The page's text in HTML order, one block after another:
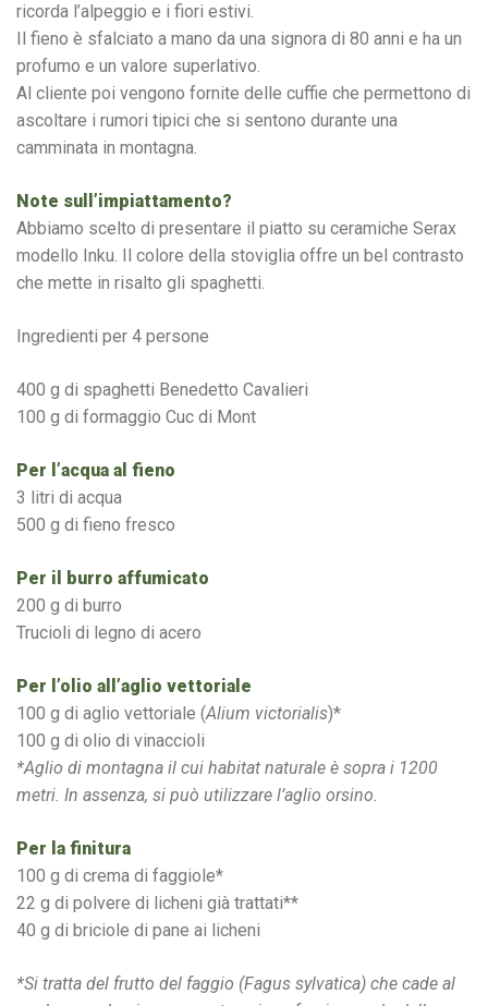
ricorda l’alpeggio e i fiori estivi.
Il fieno è sfalciato a mano da una signora di 80 anni e ha un
profumo e un valore superlativo.
Al cliente poi vengono fornite delle cuffie che permettono di
ascoltare i rumori tipici che si sentono durante una
camminata in montagna.
Note sull’impiattamento?
Abbiamo scelto di presentare il piatto su ceramiche Serax
modello Inku. Il colore della stoviglia offre un bel contrasto
che mette in risalto gli spaghetti.
Ingredienti per 4 persone
400 g di spaghetti Benedetto Cavalieri
100 g di formaggio Cuc di Mont
Per l’acqua al fieno
3 litri di acqua
500 g di fieno fresco
Per il burro affumicato
200 g di burro
Trucioli di legno di acero
Per l’olio all’aglio vettoriale
100 g di aglio vettoriale (Alium victorialis)*
100 g di olio di vinaccioli
*Aglio di montagna il cui habitat naturale è sopra i 1200
metri. In assenza, si può utilizzare l’aglio orsino.
Per la finitura
100 g di crema di faggiole*
22 g di polvere di licheni già trattati**
40 g di briciole di pane ai licheni
*Si tratta del frutto del faggio (Fagus sylvatica) che cade al